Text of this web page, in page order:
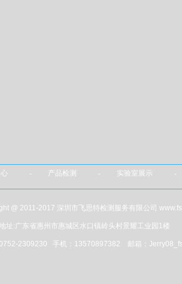
@ 2011-2017 深圳市飞思特检测服务有限公司
址:广东省惠州市惠城区水口镇岭头村景耀工业园1楼
2309230 手机：13570897382 邮箱：
心 - 产品检测 - 实验室展示 -